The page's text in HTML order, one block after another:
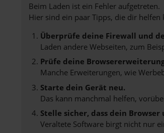
Beim Laden ist ein Fehler aufgetreten.
Hier sind ein paar Tipps, die dir helfen
Überprüfe deine Firewall und
Laden andere Webseiten, zum
Prüfe deine
Manche Erweiterungen, wie
Starte dein Gerät neu.
Das kann manchmal helfen,
Stelle sicher, dass dein
Veraltete Software birgt nicht nur